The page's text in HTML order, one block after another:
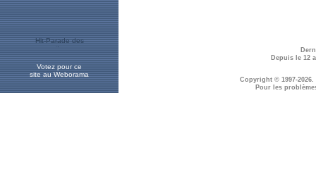
Votez pour ce
site au Weborama
Depuis le 12
Copyright © 1997-2026.
Pour les